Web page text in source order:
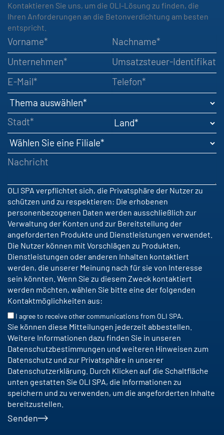
Kontaktieren Sie uns, um die OLI-Lösung zu finden, die
Ihren Anforderungen an die Betonverdichtung am besten
entspricht.
Vorname Nachname
Unternehmen Umsatzsteuer-
E-Mail Telefon
Thema auswählen
Stadt Land
Wählen Sie eine Filiale
Nachricht
OLI SPA verpflichtet sich, die Privatsphäre der Nutzer zu
schützen und zu respektieren: Die erhobenen
personenbezogenen Daten werden ausschließlich zur
Verwaltung der Konten und zur Bereitstellung der
angeforderten Produkte und Dienstleistungen verwendet.
Die Nutzer können mit Vorschlägen zu Produkten,
Dienstleistungen oder anderen Inhalten kontaktiert
werden, die unserer Meinung nach für sie von Interesse
sein könnten. Wenn Sie zu diesem Zweck kontaktiert
werden möchten, wählen Sie bitte eine der folgenden
Kontaktmöglichkeiten aus:
I agree to receive other communications from OLI SPA.
Sie können diese Mitteilungen jederzeit abbestellen.
Weitere Informationen dazu finden Sie in unseren
Datenschutzbestimmungen und weiteren Hinweisen zum
Datenschutz und zur Privatsphäre in unserer
Datenschutzerklärung. Durch Klicken auf die Schaltfläche
unten gestatten Sie OLI SPA, die Informationen zu
speichern und zu verwenden, um die angeforderten Inhalte
bereitzustellen.
Senden